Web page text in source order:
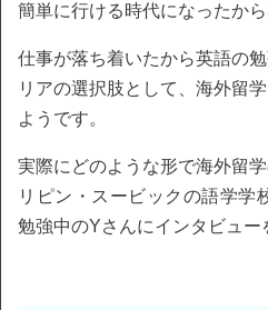
簡単に行ける時代になったから
仕事が落ち着いたから英語の
リアの選択肢として、海外留
ようです。
実際にどのような形で海外留
リピン・スービックの語学学
勉強中のYさんにインタビュー